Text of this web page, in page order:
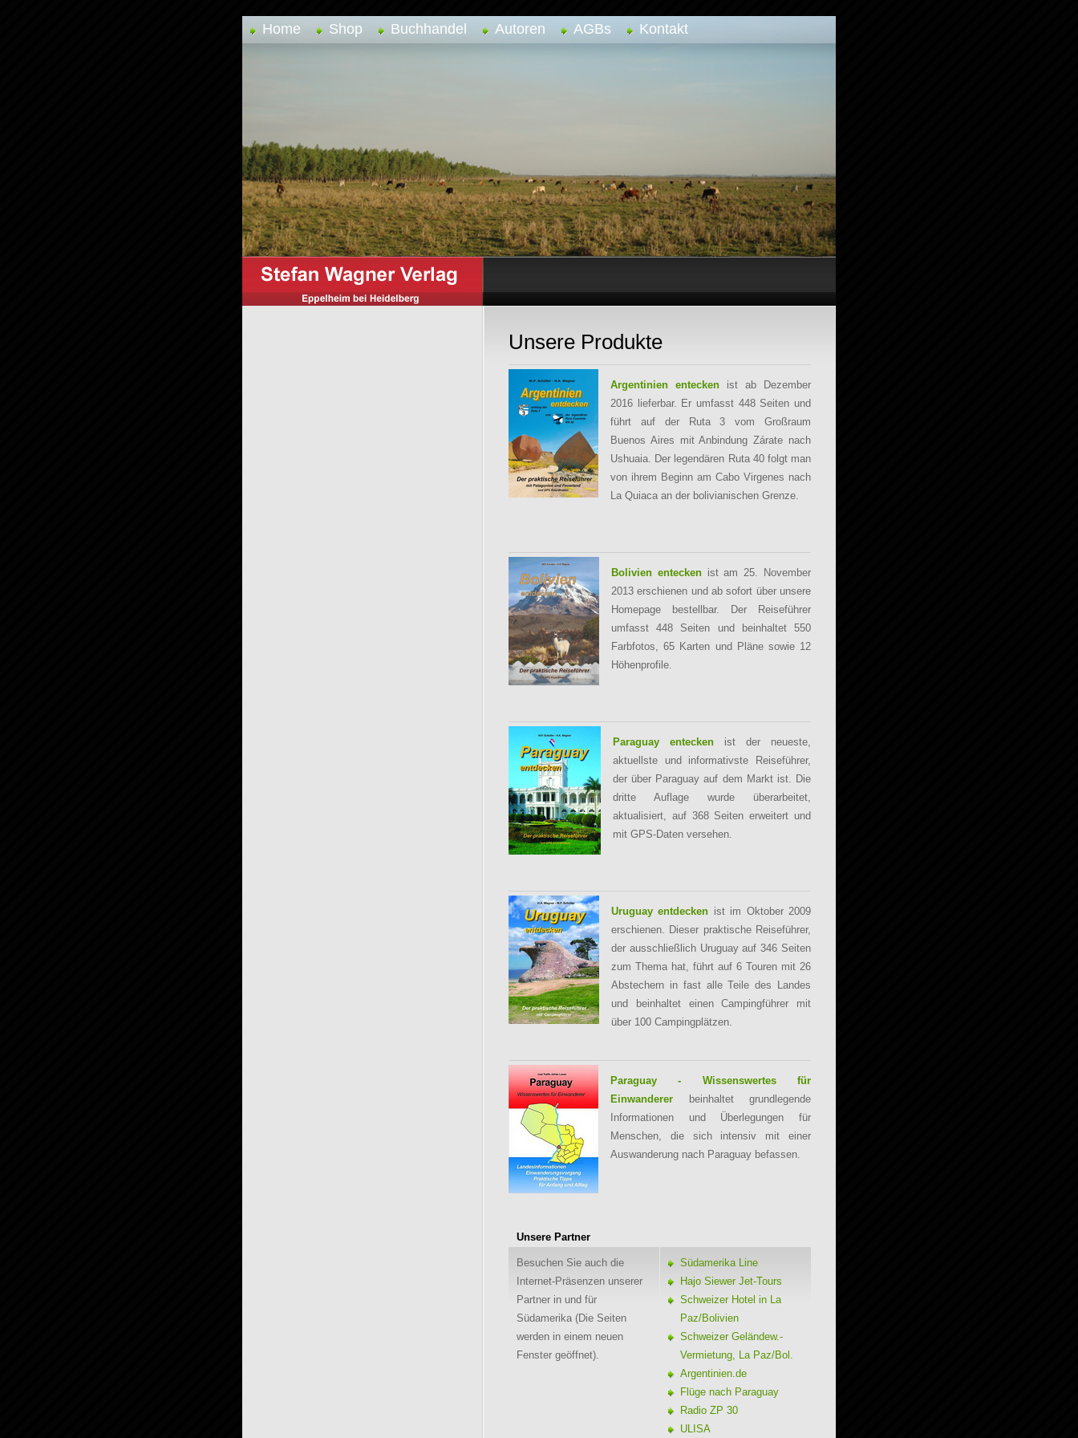
Home Shop Buchhandel Autoren AGBs Kontakt
Unsere Produkte
Argentinien entecken ist ab Dezember
2016 lieferbar. Er umfasst 448 Seiten und
führt auf der Ruta 3 vom Großraum
Buenos Aires mit Anbindung Zárate nach
Ushuaia. Der legendären Ruta 40 folgt man
von ihrem Beginn am Cabo Virgenes nach
La Quiaca an der bolivianischen Grenze.
Bolivien enteckenist am 25. November
2013 erschienen und ab sofort über unsere
Homepage bestellbar. Der Reiseführer
umfasst 448 Seiten und beinhaltet 550
Farbfotos, 65 Karten und Pläne sowie 12
Höhenprofile.
Paraguay entecken ist der neueste,
aktuellste und informativste Reiseführer,
der über Paraguay auf dem Markt ist. Die
dritte Auflage wurde überarbeitet,
aktualisiert, auf 368 Seiten erweitert und
mit GPS-Daten versehen.
Uruguay entdecken ist im Oktober 2009
erschienen. Dieser praktische Reiseführer,
der ausschließlich Uruguay auf 346 Seiten
zum Thema hat, führt auf 6 Touren mit 26
Abstechern in fast alle Teile des Landes
und beinhaltet einen Campingführer mit
über 100 Campingplätzen.
Paraguay - Wissenswertes für
Einwanderer beinhaltet grundlegende
Informationen und Überlegungen für
Menschen, die sich intensiv mit einer
Auswanderung nach Paraguay befassen.
Unsere Partner
Besuchen Sie auch die
Internet-Präsenzen unserer
Partner in und für
Südamerika (Die Seiten
werden in einem neuen
Fenster geöffnet).
Südamerika Line
Hajo Siewer Jet-Tours
Schweizer Hotel in La
Paz/Bolivien
Schweizer Geländew.-
Vermietung, La Paz/Bol.
Argentinien.de
Flüge nach Paraguay
Radio ZP 30
ULISA